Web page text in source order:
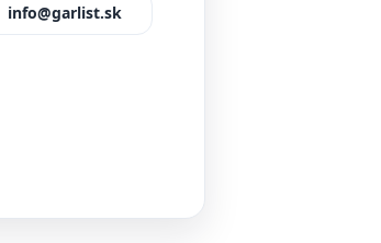
info@garlist.sk